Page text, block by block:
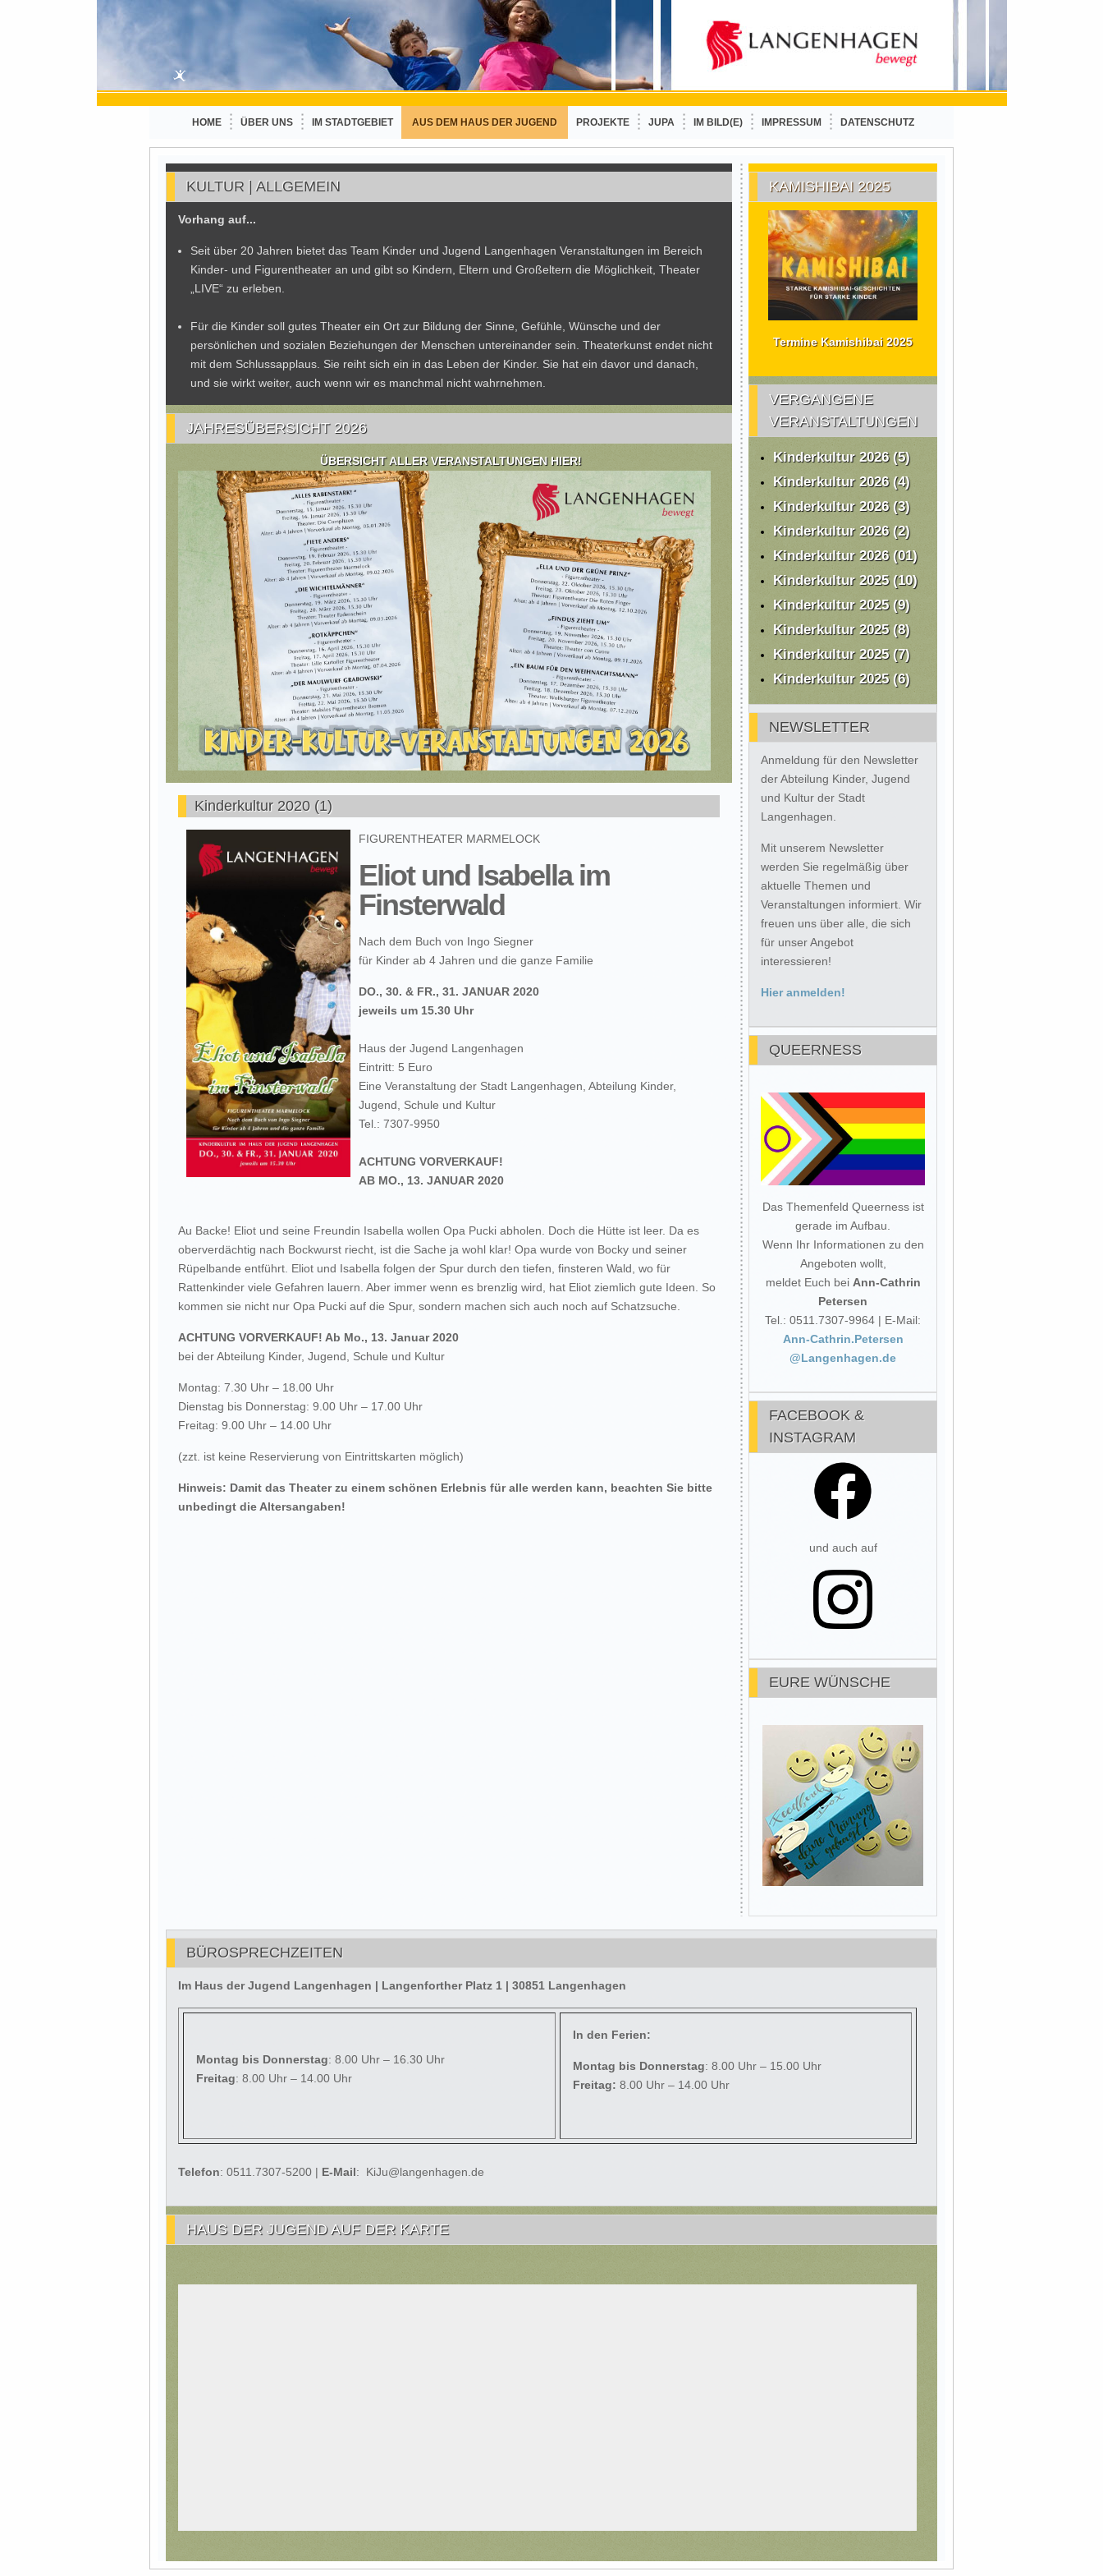
HOME ÜBER UNS IM STADTGEBIET AUS DEM HAUS DER JUGEND PROJEKTE JUPA IM BILD(E) IMPRESSUM DATENSCHUTZ
KULTUR | ALLGEMEIN
Vorhang auf...
Seit über 20 Jahren bietet das Team Kinder und Jugend Langenhagen Veranstaltungen im Bereich
Kinder- und Figurentheater an und gibt so Kindern, Eltern und Großeltern die Möglichkeit, Theater
„LIVE“ zu erleben.
Für die Kinder soll gutes Theater ein Ort zur Bildung der Sinne, Gefühle, Wünsche und der
persönlichen und sozialen Beziehungen der Menschen untereinander sein. Theaterkunst endet nicht
mit dem Schlussapplaus. Sie reiht sich ein in das Leben der Kinder. Sie hat ein davor und danach,
und sie wirkt weiter, auch wenn wir es manchmal nicht wahrnehmen.
JAHRESÜBERSICHT 2026
ÜBERSICHT ALLER VERANSTALTUNGEN HIER!
Kinderkultur 2020 (1)
FIGURENTHEATER MARMELOCK
Eliot und Isabella im
Finsterwald
Nach dem Buch von Ingo Siegner
für Kinder ab 4 Jahren und die ganze Familie
DO., 30. & FR., 31. JANUAR 2020
jeweils um 15.30 Uhr
Haus der Jugend Langenhagen
Eintritt: 5 Euro
Eine Veranstaltung der Stadt Langenhagen, Abteilung Kinder,
Jugend, Schule und Kultur
Tel.: 7307-9950
ACHTUNG VORVERKAUF!
AB MO., 13. JANUAR 2020
Au Backe! Eliot und seine Freundin Isabella wollen Opa Pucki abholen. Doch die Hütte ist leer. Da es
oberverdächtig nach Bockwurst riecht, ist die Sache ja wohl klar! Opa wurde von Bocky und seiner
Rüpelbande entführt. Eliot und Isabella folgen der Spur durch den tiefen, finsteren Wald, wo für
Rattenkinder viele Gefahren lauern. Aber immer wenn es brenzlig wird, hat Eliot ziemlich gute Ideen. So
kommen sie nicht nur Opa Pucki auf die Spur, sondern machen sich auch noch auf Schatzsuche.
ACHTUNG VORVERKAUF! Ab Mo., 13. Januar 2020
bei der Abteilung Kinder, Jugend, Schule und Kultur
Montag: 7.30 Uhr – 18.00 Uhr
Dienstag bis Donnerstag: 9.00 Uhr – 17.00 Uhr
Freitag: 9.00 Uhr – 14.00 Uhr
(zzt. ist keine Reservierung von Eintrittskarten möglich)
Hinweis: Damit das Theater zu einem schönen Erlebnis für alle werden kann, beachten Sie bitte
unbedingt die Altersangaben!
KAMISHIBAI 2025
Termine Kamishibai 2025
VERGANGENE
VERANSTALTUNGEN
Kinderkultur 2026 (5)
Kinderkultur 2026 (4)
Kinderkultur 2026 (3)
Kinderkultur 2026 (2)
Kinderkultur 2026 (01)
Kinderkultur 2025 (10)
Kinderkultur 2025 (9)
Kinderkultur 2025 (8)
Kinderkultur 2025 (7)
Kinderkultur 2025 (6)
NEWSLETTER
Anmeldung für den Newsletter
der Abteilung Kinder, Jugend
und Kultur der Stadt
Langenhagen.
Mit unserem Newsletter
werden Sie regelmäßig über
aktuelle Themen und
Veranstaltungen informiert. Wir
freuen uns über alle, die sich
für unser Angebot
interessieren!
Hier anmelden!
QUEERNESS
Das Themenfeld Queerness ist
gerade im Aufbau.
Wenn Ihr Informationen zu den
Angeboten wollt,
meldet Euch bei Ann-Cathrin
Petersen
Tel.: 0511.7307-9964 | E-Mail:
Ann-Cathrin.Petersen
@Langenhagen.de
FACEBOOK &
INSTAGRAM
und auch auf
EURE WÜNSCHE
BÜROSPRECHZEITEN
Im Haus der Jugend Langenhagen | Langenforther Platz 1 | 30851 Langenhagen
Montag bis Donnerstag: 8.00 Uhr – 16.30 Uhr
Freitag: 8.00 Uhr – 14.00 Uhr
In den Ferien:
Montag bis Donnerstag: 8.00 Uhr – 15.00 Uhr
Freitag: 8.00 Uhr – 14.00 Uhr
Telefon: 0511.7307-5200 | E-Mail: KiJu@langenhagen.de
HAUS DER JUGEND AUF DER KARTE